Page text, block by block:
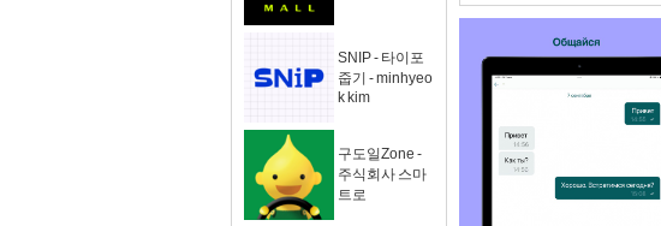
SNIP - 타이포
줍기 - minhyeo
k kim
구도일Zone -
주식회사 스마
트로